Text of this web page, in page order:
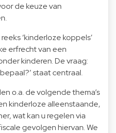
de keuze van
‘kinderloze koppels’
erfrecht van een
kinderen. De vraag:
staat centraal.
o.a. de volgende thema’s
kinderloze alleenstaande,
wat kan u regelen via
gevolgen hiervan. We